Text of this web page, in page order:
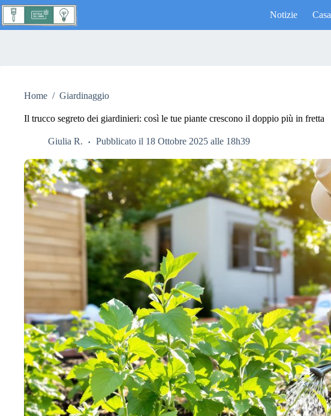
Salta
contenuto
Notizie Casa
Home / Giardinaggio
Il trucco segreto dei giardinieri: così le tue piante crescono il doppio più in fretta
Giulia R. Pubblicato il 18 Ottobre 2025 alle 18h39